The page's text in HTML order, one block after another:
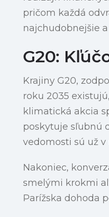
pričom každá
najchudobnejšie
G20:
Krajiny G20,
roku 2035
klimatická akcia
poskytuje sľubnú
vedomosti sú už v
Nakoniec,
smelými krokmi
Parížska dohoda